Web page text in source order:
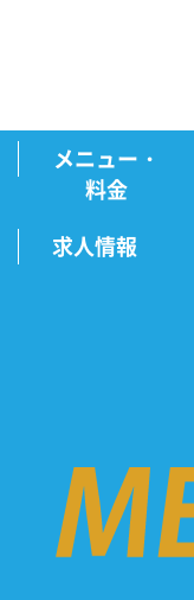
メニュー・
料金
求人情報